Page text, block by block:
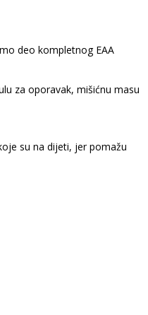
deo kompletnog EAA
za oporavak, mišićnu masu
su na dijeti, jer pomažu